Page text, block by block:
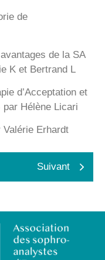
de
de la SA
K et Bertrand L
d’Acceptation et
par Hélène Licari
Valérie Erhardt
Suivant